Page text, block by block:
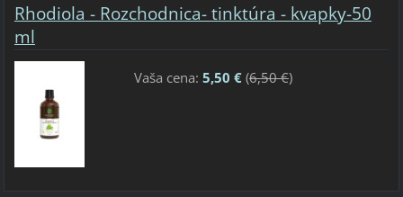
Rhodiola - Rozchodnica- tinktúra - kvapky-50
ml
Vaša cena: 5,50 €(6,50 €)